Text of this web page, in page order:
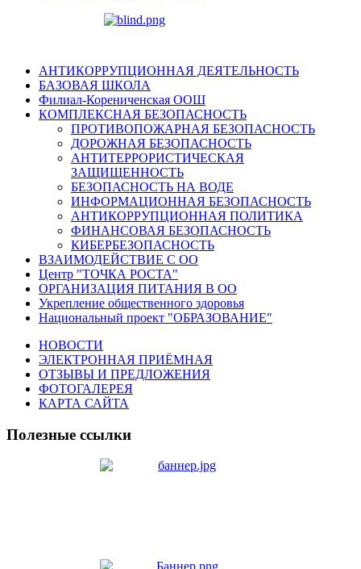
АНТИКОРРУПЦИОННАЯ ДЕЯТЕЛЬНОСТЬ
БАЗОВАЯ ШКОЛА
Филиал-Корениченская ООШ
КОМПЛЕКСНАЯ БЕЗОПАСНОСТЬ
ПРОТИВОПОЖАРНАЯ БЕЗОПАСНОСТЬ
ДОРОЖНАЯ БЕЗОПАСНОСТЬ
АНТИТЕРРОРИСТИЧЕСКАЯ
ЗАЩИЩЕННОСТЬ
БЕЗОПАСНОСТЬ НА ВОДЕ
ИНФОРМАЦИОННАЯ БЕЗОПАСНОСТЬ
АНТИКОРРУПЦИОННАЯ ПОЛИТИКА
ФИНАНСОВАЯ БЕЗОПАСНОСТЬ
КИБЕРБЕЗОПАСНОСТЬ
ВЗАИМОДЕЙСТВИЕ С ОО
Центр "ТОЧКА РОСТА"
ОРГАНИЗАЦИЯ ПИТАНИЯ В ОО
Укрепление общественного здоровья
Национальный проект "ОБРАЗОВАНИЕ"
НОВОСТИ
ЭЛЕКТРОННАЯ ПРИЁМНАЯ
ОТЗЫВЫ И ПРЕДЛОЖЕНИЯ
ФОТОГАЛЕРЕЯ
КАРТА САЙТА
Полезные ссылки